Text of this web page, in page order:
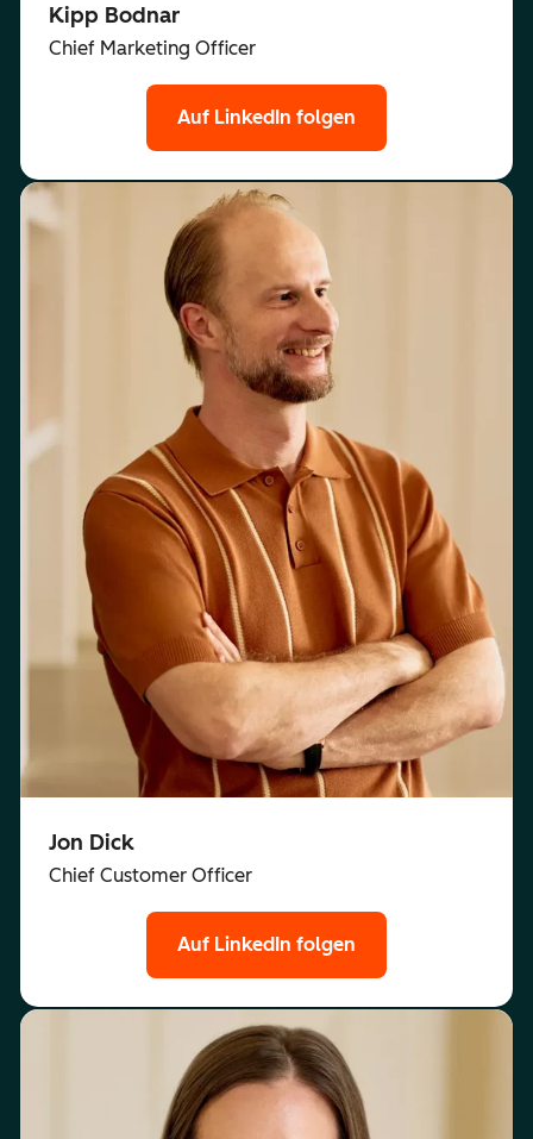
Kipp Bodnar
Chief Marketing Officer
Auf LinkedIn folgen
Jon Dick
Chief Customer Officer
Auf LinkedIn folgen